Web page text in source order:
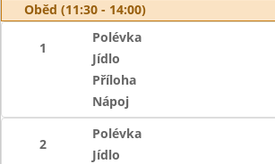
Oběd (11:30 - 14:00)
1
Polévka
Jídlo
Příloha
Nápoj
2
Polévka
Jídlo